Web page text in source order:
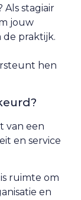
stagiair
jouw
de praktijk.
hen
van een
en service
is ruimte om
en